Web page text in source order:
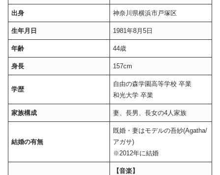
出身 神奈川県横浜市戸塚区
生年月日 1981年8月5日
年齢 44歳
身長 157cm
学歴
自由の森学園高等学校 卒業
和光大学 卒業
家族構成 妻、長男、長女の4人家族
結婚の有無
既婚・妻はモデルの吾紗(Agatha/
アガサ)
※2012年に結婚
【音楽】